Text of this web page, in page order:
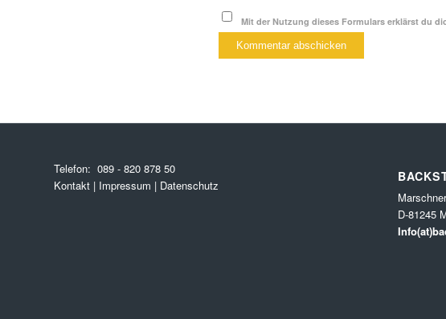
Mit der Nutzung dieses Formulars erklärst du
Telefon: 089 - 820 878 50
Kontakt | Impressum | Datenschutz
D-81245